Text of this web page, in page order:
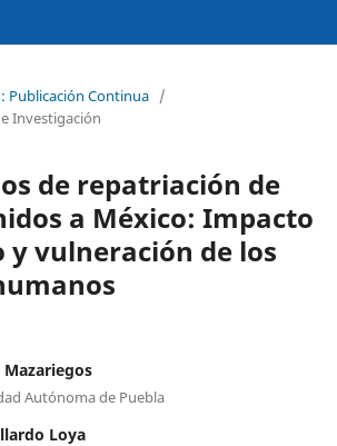
Publicación Continua /
Investigación
de repatriación de
a México: Impacto
y vulneración de los
Autónoma de Puebla
Loya